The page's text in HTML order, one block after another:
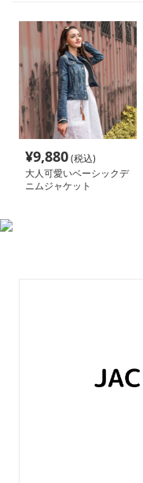
¥9,880(税込)
大人可愛いベーシックデ
ニムジャケット